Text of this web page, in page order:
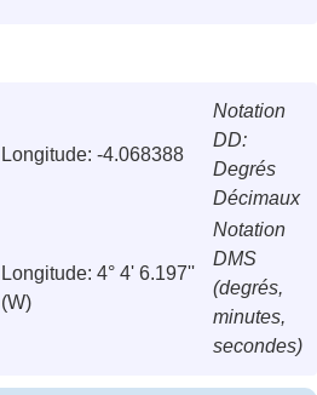
Longitude: -4.068388
Notation
DD:
Degrés
Décimaux
Longitude: 4° 4' 6.197''
(W)
Notation
DMS
(degrés,
minutes,
secondes)